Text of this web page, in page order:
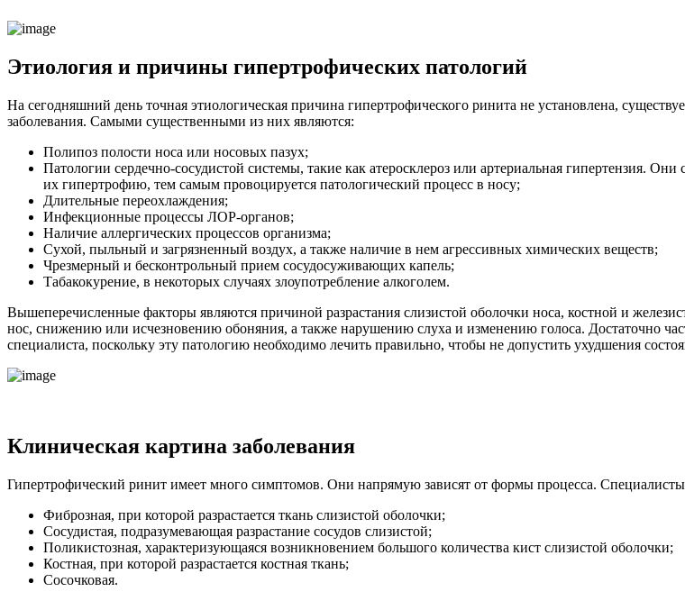
Этиология и причины гипертрофических патологий
На сегодняшний день точная этиологическая причина гипертрофического ринита не установлена,
заболевания. Самыми существенными из них являются:
Полипоз полости носа или носовых пазух;
Патологии сердечно-сосудистой системы, такие как атеросклероз или артериальная гипертензия.
их гипертрофию, тем самым провоцируется патологический процесс в носу;
Длительные переохлаждения;
Инфекционные процессы ЛОР-органов;
Наличие аллергических процессов организма;
Сухой, пыльный и загрязненный воздух, а также наличие в нем агрессивных химических веществ;
Чрезмерный и бесконтрольный прием сосудосуживающих капель;
Табакокурение, в некоторых случаях злоупотребление алкоголем.
Вышеперечисленные факторы являются причиной разрастания слизистой оболочки носа, костной и
нос, снижению или исчезновению обоняния, а также нарушению слуха и изменению голоса. Достаточно
специалиста, поскольку эту патологию необходимо лечить правильно, чтобы не допустить ухудшения
Клиническая картина заболевания
Гипертрофический ринит имеет много симптомов. Они напрямую зависят от формы процесса.
Фиброзная, при которой разрастается ткань слизистой оболочки;
Сосудистая, подразумевающая разрастание сосудов слизистой;
Поликистозная, характеризующаяся возникновением большого количества кист слизистой оболочки;
Костная, при которой разрастается костная ткань;
Сосочковая.